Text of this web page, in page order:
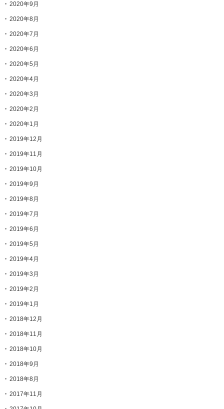
2020年9月
2020年8月
2020年7月
2020年6月
2020年5月
2020年4月
2020年3月
2020年2月
2020年1月
2019年12月
2019年11月
2019年10月
2019年9月
2019年8月
2019年7月
2019年6月
2019年5月
2019年4月
2019年3月
2019年2月
2019年1月
2018年12月
2018年11月
2018年10月
2018年9月
2018年8月
2017年11月